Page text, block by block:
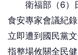
衛福部（6）日
食安專家會議紀
立即遭到國民黨
指整場攸關全民